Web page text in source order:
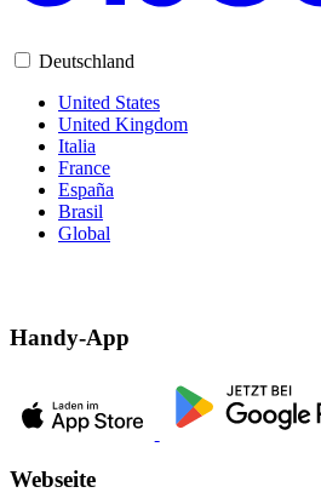
Deutschland
United States
United Kingdom
Italia
France
España
Brasil
Global
Handy-App
Webseite